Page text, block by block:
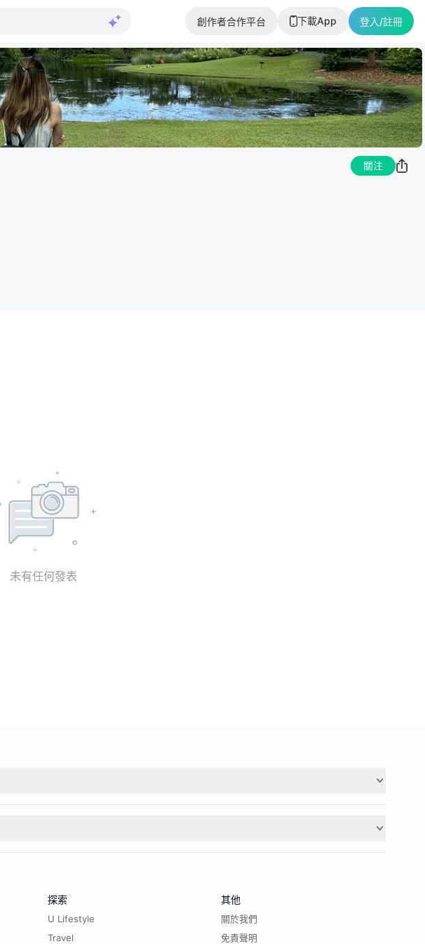
創作者合作平台 下載App 登入/註冊
關注
未有任何發表
探索
U Lifestyle
Travel
其他
關於我們
免責聲明